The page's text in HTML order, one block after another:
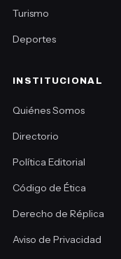
Turismo
Deportes
INSTITUCIONAL
Quiénes Somos
Directorio
Política Editorial
Código de Ética
Derecho de Réplica
Aviso de Privacidad